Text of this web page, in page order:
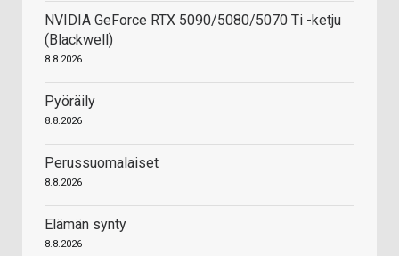
NVIDIA GeForce RTX 5090/5080/5070 Ti -ketju
(Blackwell)
8.8.2026
Pyöräily
8.8.2026
Perussuomalaiset
8.8.2026
Elämän synty
8.8.2026